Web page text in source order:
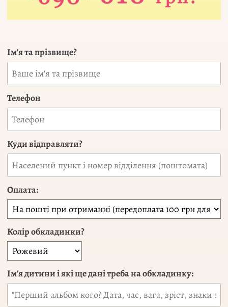
Ім'я та прізвище?
Телефон
Куди відправляти?
Оплата:
Колір обкладинки?
Ім'я дитини і які ще дані треба на обкладинку: